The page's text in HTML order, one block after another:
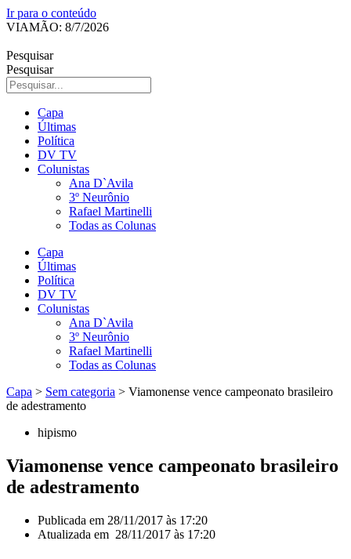
Ir para o conteúdo
VIAMÃO: 8/7/2026
Pesquisar
Pesquisar
Capa
Últimas
Política
DV TV
Colunistas
Ana D`Avila
3º Neurônio
Rafael Martinelli
Todas as Colunas
Capa
Últimas
Política
DV TV
Colunistas
Ana D`Avila
3º Neurônio
Rafael Martinelli
Todas as Colunas
Capa > Sem categoria > Viamonense vence campeonato brasileiro
de adestramento
hipismo
Viamonense vence campeonato brasileiro
de adestramento
Publicada em 28/11/2017 às 17:20
Atualizada em 28/11/2017 às 17:20